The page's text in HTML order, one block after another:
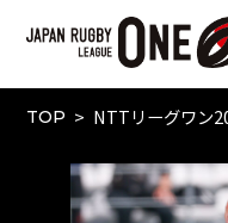
TOP NTTリーグワン